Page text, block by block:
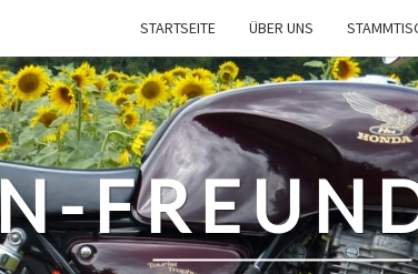
STARTSEITE ÜBER UNS